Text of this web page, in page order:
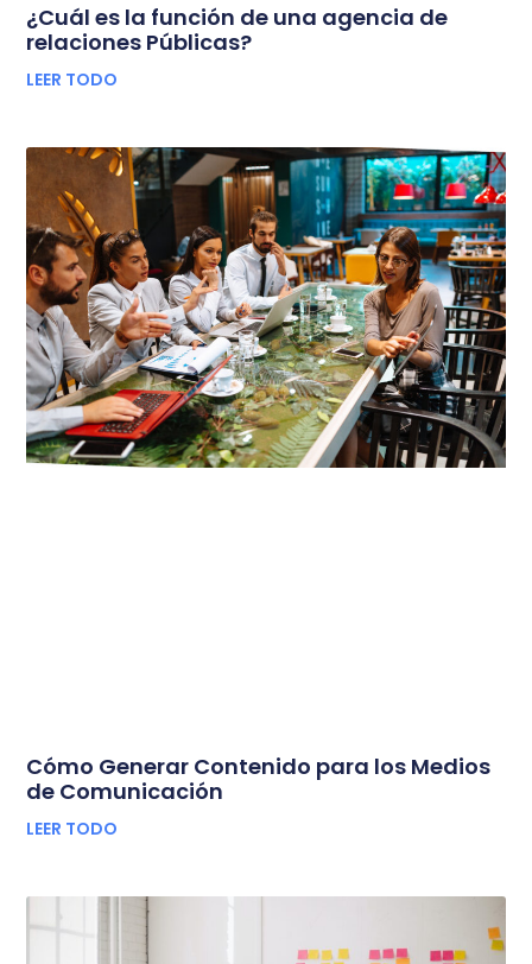
¿Cuál es la función de una agencia de
relaciones Públicas?
LEER TODO
Cómo Generar Contenido para los Medios
de Comunicación
LEER TODO